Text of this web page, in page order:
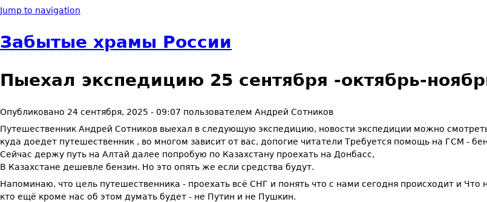
Jump to navigation
Забытые храмы России
Пыехал экспедицию 25 сентября -октябрь-
Опубликовано 24 сентября, 2025 - 09:07 пользователем Андрей Сотников
Путешественник Андрей Сотников выехал в следующую экспедицию, новости экспедиции можно
куда доедет путешественник , во многом зависит от вас, допогие читатели Требуется помощь на ГСМ -
Сейчас держу путь на Алтай далее попробую по Казахстану проехать на Донбасс,
В Казахстане дешевле бензин. Но это опять же если средства будут.
Напоминаю, что цель путешественника - проехать всё СНГ и понять что с нами сегодня происходит и
кто ещё кроме нас об этом думать будет - не Путин и не Пушкин.